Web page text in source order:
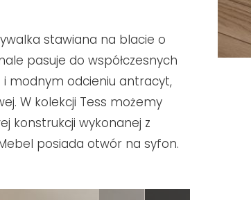
stawiana na blacie o
pasuje do współczesnych
i modnym odcieniu antracyt,
W kolekcji Tess możemy
konstrukcji wykonanej z
posiada otwór na syfon.